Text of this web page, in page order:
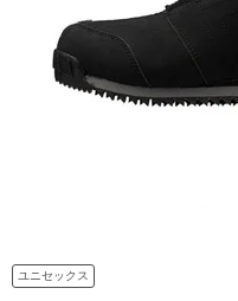
ユニセックス